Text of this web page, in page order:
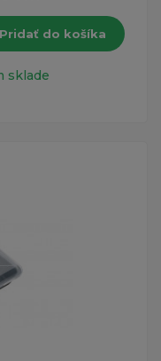
Pridať do košíka
sklade